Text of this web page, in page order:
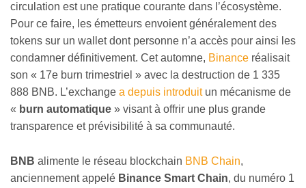
circulation est une pratique courante dans l’écosystème.
Pour ce faire, les émetteurs envoient généralement des
tokens sur un wallet dont personne n’a accès pour ainsi les
condamner définitivement. Cet automne, Binance réalisait
son « 17e burn trimestriel » avec la destruction de 1 335
888 BNB. L’exchange a depuis introduitun mécanisme de
« burn automatique » visant à offrir une plus grande
transparence et prévisibilité à sa communauté.
BNB alimente le réseau blockchain BNB Chain,
anciennement appelé Binance Smart Chain, du numéro 1